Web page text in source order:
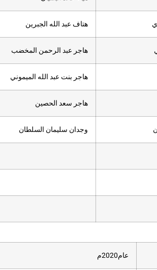
هتاف عبد الله الجبرين
هاجر عبد الرحمن المخضب
هاجر بنت عبد الله الميموني
هاجر سعد الحصين
وجدان سليمان السلطان
عام2020م